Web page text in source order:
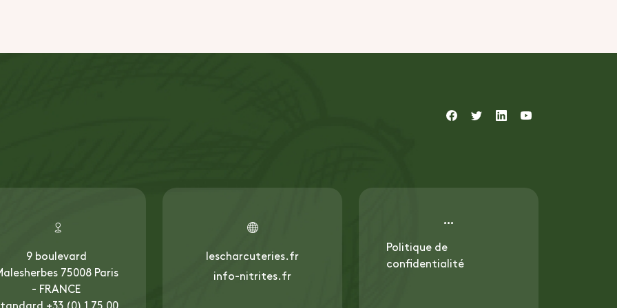
9 boulevard
75008 Paris
- FRANCE
+33 (0) 1 75 00
lescharcuteries.fr
info-nitrites.fr
Politique de
confidentialité